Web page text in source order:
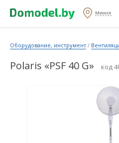
Минск
Оборудование, инструмент /
Polaris «PSF 40 G» код